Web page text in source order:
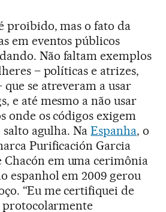
proibido, mas o fato da
em eventos públicos
Não faltam exemplos
– políticas e atrizes,
se atreveram a usar
e até mesmo a não usar
onde os códigos exigem
salto agulha. NaEspanha, o
Purificación Garcia
Chacón em uma cerimônia
espanhol em 2009 gerou
“Eu me certifiquei de
protocolarmente